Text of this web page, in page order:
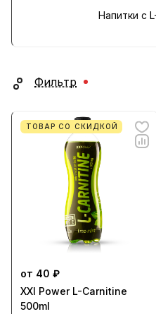
Напитки с
Фильтр
ТОВАР СО СКИДКОЙ
от 40 ₽
XXI Power L-Carnitine
500ml